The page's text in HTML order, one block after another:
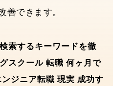
善できます。
索するキーワードを徹
スクール 転職 何ヶ月で
ジニア転職 現実 成功す